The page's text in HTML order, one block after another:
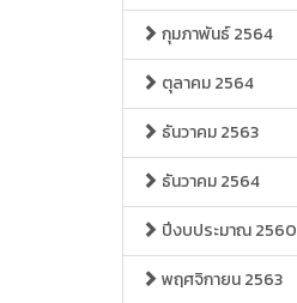
กุมภาพันธ์ 2564
ตุลาคม 2564
ธันวาคม 2563
ธันวาคม 2564
ปีงบประมาณ 2560
พฤศจิกายน 2563